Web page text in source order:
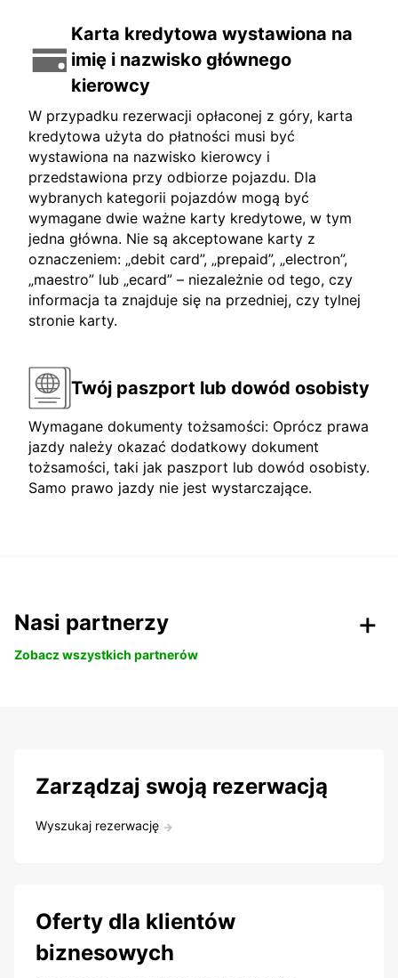
Karta kredytowa wystawiona na
imię i nazwisko głównego
kierowcy
W przypadku rezerwacji opłaconej z góry, karta
kredytowa użyta do płatności musi być
wystawiona na nazwisko kierowcy i
przedstawiona przy odbiorze pojazdu. Dla
wybranych kategorii pojazdów mogą być
wymagane dwie ważne karty kredytowe, w tym
jedna główna. Nie są akceptowane karty z
oznaczeniem: „debit card”, „prepaid”, „electron”,
„maestro” lub „ecard” – niezależnie od tego, czy
informacja ta znajduje się na przedniej, czy tylnej
stronie karty.
Twój paszport lub dowód osobisty
Wymagane dokumenty tożsamości: Oprócz prawa
jazdy należy okazać dodatkowy dokument
tożsamości, taki jak paszport lub dowód osobisty.
Samo prawo jazdy nie jest wystarczające.
Nasi partnerzy
Zobacz wszystkich partnerów
Zarządzaj swoją rezerwacją
Wyszukaj rezerwację
Oferty dla klientów
biznesowych